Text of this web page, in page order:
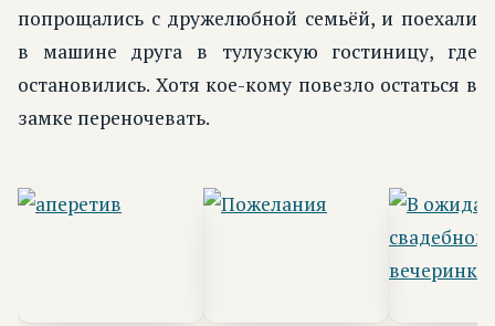
попрощались с дружелюбной семьёй, и поехали
в машине друга в тулузскую гостиницу, где
остановились. Хотя кое-кому повезло остаться в
замке переночевать.